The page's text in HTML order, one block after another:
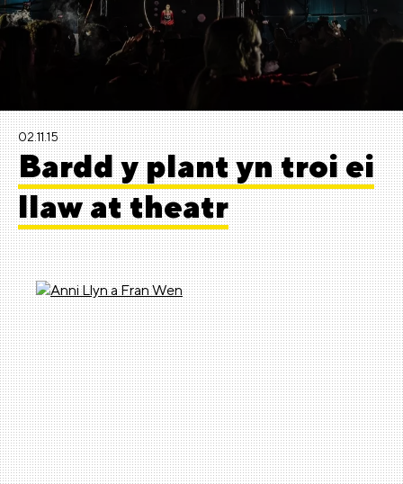
02.11.15
Bardd y plant yn troi ei
llaw at theatr